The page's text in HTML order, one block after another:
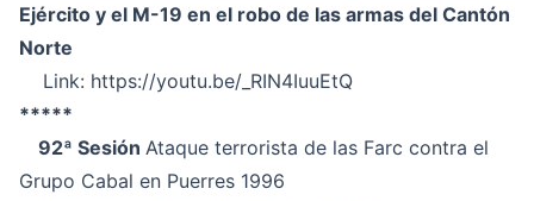
Ejército y el M-19 en el robo de las armas del Cantón
Norte
Link: https://youtu.be/_RIN4IuuEtQ
*****
92ª Sesión Ataque terrorista de las Farc contra el
Grupo Cabal en Puerres 1996